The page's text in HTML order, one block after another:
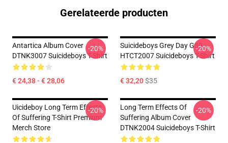
Gerelateerde producten
Antartica Album Cover
DTNK3007 Suicideboys T-Shirt
€ 24,38 - € 28,06
-20%
Suicideboys Grey Day G59
HTCT2007 Suicideboys T-Shirt
€ 32,20$35
-20%
Uicideboy Long Term Effects
Of Suffering T-Shirt Premium
Merch Store
-20%
Long Term Effects Of
Suffering Album Cover
DTNK2004 Suicideboys T-Shirt
-20%